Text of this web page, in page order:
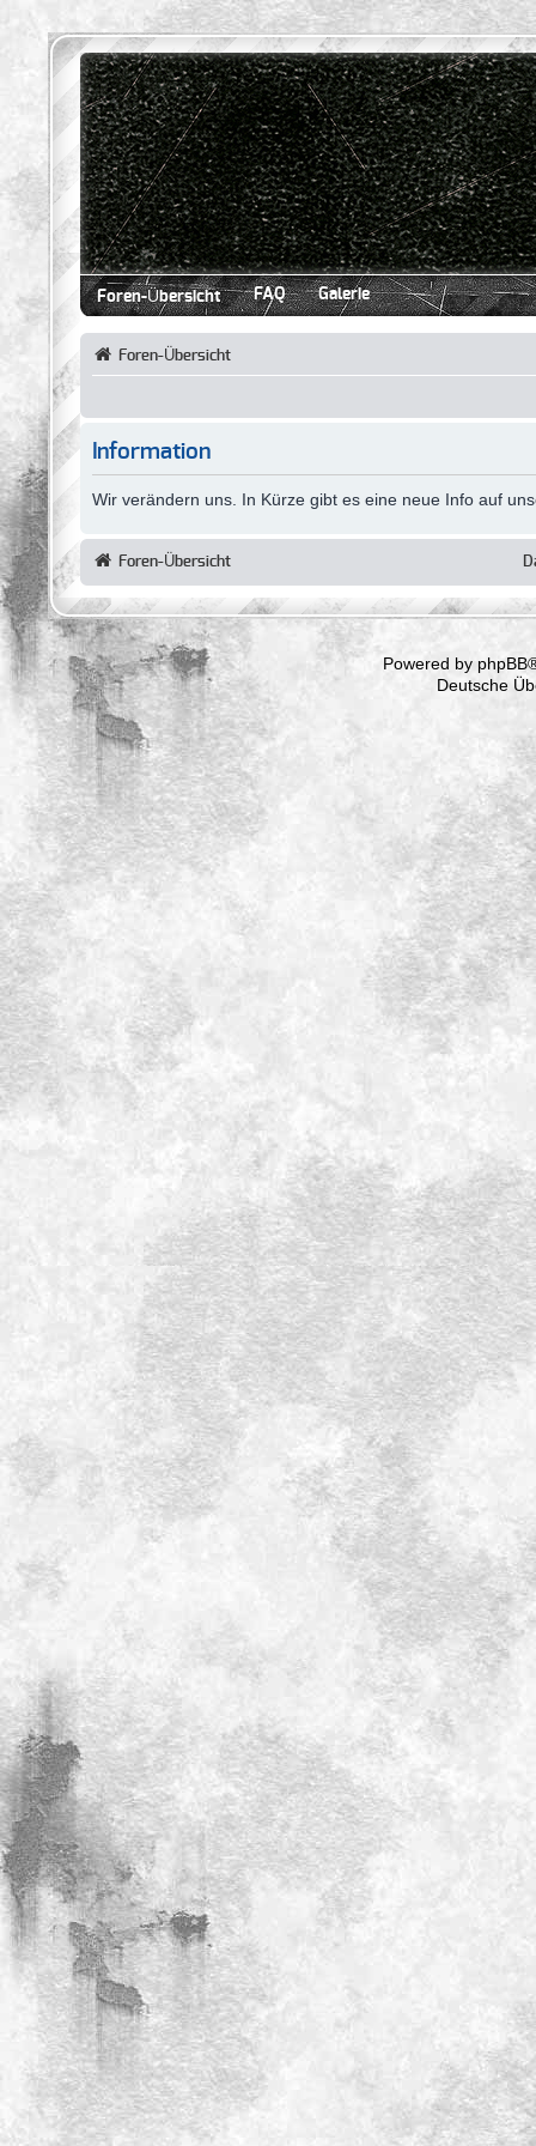
Foren-Übersicht FAQ Galerie
Foren-Übersicht
Information
Wir verändern uns. In Kürze gibt es eine neue Info auf
Foren-Übersicht
Powered by phpBB
Deutsche